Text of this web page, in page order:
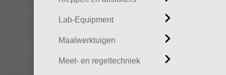
Lab-Equipment
Maalwerktuigen
Meet- en regeltechniek